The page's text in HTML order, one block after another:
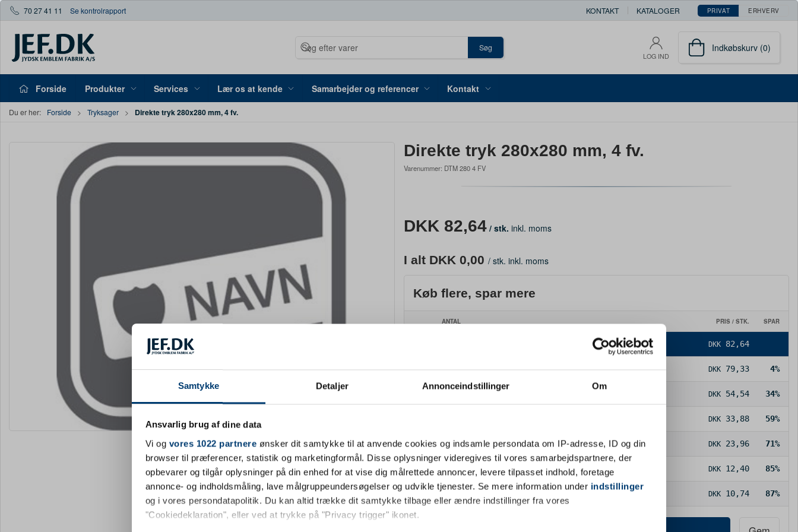
Samtykke Detaljer Annonceindstillinger Om
Ansvarlig brug af dine data
Vi og vores 1022 partnere ønsker dit samtykke til at anvende cookies og indsamle persondata om IP-adresse, ID og din
browser til præferencer, statistik og marketingformål. Disse oplysninger videregives til vores samarbejdspartnere, der
opbevarer og tilgår oplysninger på din enhed for at vise dig målrettede annoncer, levere tilpasset indhold, foretage
annonce- og indholdsmåling, lave målgruppeundersøgelser og udvikle tjenester. Se mere information under indstillinger
og i vores persondatapolitik. Du kan altid trække dit samtykke tilbage eller ændre indstillinger fra vores
"Cookiedeklaration", eller ved at trykke på "Privacy trigger" ikonet.
70 27 41 11 Se kontrolrapport KONTAKT KATALOGER PRIVAT ERHVERV
Søg
LOG IND
Indkøbskurv (0)
Forside Produkter Services Lær os at kende Samarbejder og referencer Kontakt
Du er her: Forside Tryksager Direkte tryk 280x280 mm, 4 fv.
Direkte tryk 280x280 mm, 4 fv.
Varenummer: DTM 280 4 FV
DKK 82,64/ stk. inkl. moms
I alt DKK 0,00 / stk. inkl. moms
Køb flere, spar mere
ANTAL PRIS / STK. SPAR
DKK 82,64
10 DKK 79,33 4%
DKK 54,54 34%
DKK 33,88 59%
100 DKK 23,96 71%
500 DKK 12,40 85%
1.000 DKK 10,74 87%